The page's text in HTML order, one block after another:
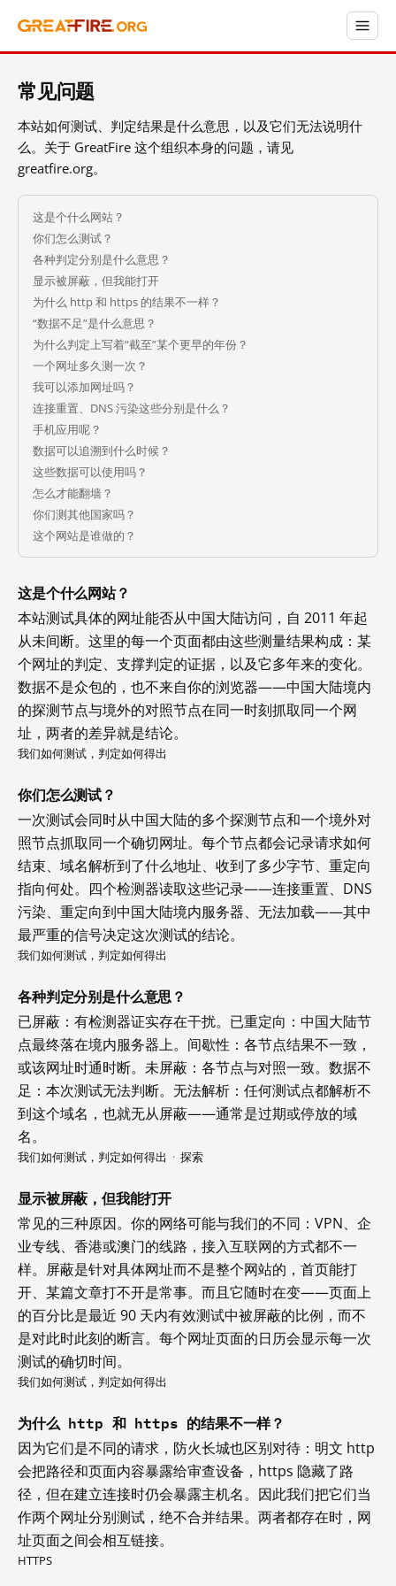
常见问题
本站如何测试、判定结果是什么意思，以及它们无法说明什
么。关于 GreatFire 这个组织本身的问题，请见
greatfire.org。
这是个什么网站？
你们怎么测试？
各种判定分别是什么意思？
显示被屏蔽，但我能打开
为什么 http 和 https 的结果不一样？
“数据不足”是什么意思？
为什么判定上写着“截至”某个更早的年份？
一个网址多久测一次？
我可以添加网址吗？
连接重置、DNS 污染这些分别是什么？
手机应用呢？
数据可以追溯到什么时候？
这些数据可以使用吗？
怎么才能翻墙？
你们测其他国家吗？
这个网站是谁做的？
这是个什么网站？
本站测试具体的网址能否从中国大陆访问，自 2011 年起
从未间断。这里的每一个页面都由这些测量结果构成：某
个网址的判定、支撑判定的证据，以及它多年来的变化。
数据不是众包的，也不来自你的浏览器——中国大陆境内
的探测节点与境外的对照节点在同一时刻抓取同一个网
址，两者的差异就是结论。
我们如何测试，判定如何得出
你们怎么测试？
一次测试会同时从中国大陆的多个探测节点和一个境外对
照节点抓取同一个确切网址。每个节点都会记录请求如何
结束、域名解析到了什么地址、收到了多少字节、重定向
指向何处。四个检测器读取这些记录——连接重置、DNS
污染、重定向到中国大陆境内服务器、无法加载——其中
最严重的信号决定这次测试的结论。
我们如何测试，判定如何得出
各种判定分别是什么意思？
已屏蔽：有检测器证实存在干扰。已重定向：中国大陆节
点最终落在境内服务器上。间歇性：各节点结果不一致，
或该网址时通时断。未屏蔽：各节点与对照一致。数据不
足：本次测试无法判断。无法解析：任何测试点都解析不
到这个域名，也就无从屏蔽——通常是过期或停放的域
名。
我们如何测试，判定如何得出 · 探索
显示被屏蔽，但我能打开
常见的三种原因。你的网络可能与我们的不同：VPN、企
业专线、香港或澳门的线路，接入互联网的方式都不一
样。屏蔽是针对具体网址而不是整个网站的，首页能打
开、某篇文章打不开是常事。而且它随时在变——页面上
的百分比是最近 90 天内有效测试中被屏蔽的比例，而不
是对此时此刻的断言。每个网址页面的日历会显示每一次
测试的确切时间。
我们如何测试，判定如何得出
为什么 http 和 https 的结果不一样？
因为它们是不同的请求，防火长城也区别对待：明文 http
会把路径和页面内容暴露给审查设备，https 隐藏了路
径，但在建立连接时仍会暴露主机名。因此我们把它们当
作两个网址分别测试，绝不合并结果。两者都存在时，网
址页面之间会相互链接。
HTTPS